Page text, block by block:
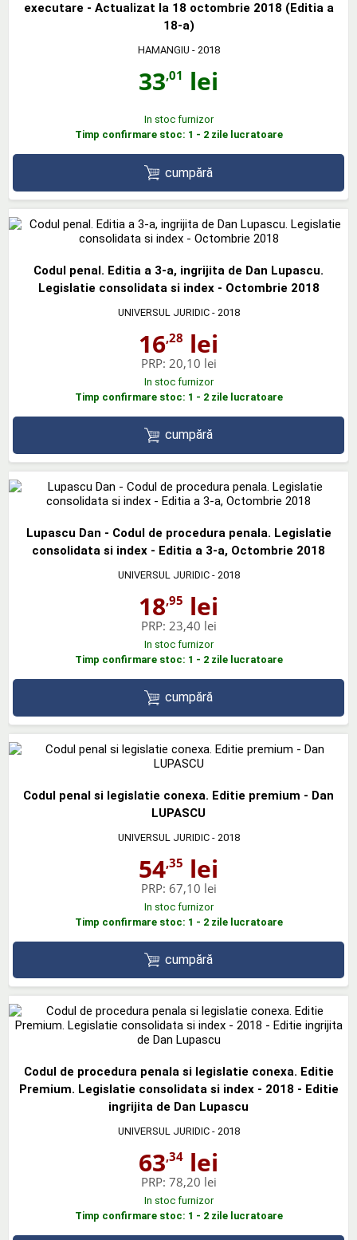
executare - Actualizat la 18 octombrie 2018 (Editia a
18-a)
HAMANGIU - 2018
33,01 lei
In stoc furnizor
Timp confirmare stoc: 1 - 2 zile lucratoare
cumpără
Codul penal. Editia a 3-a, ingrijita de Dan Lupascu.
Legislatie consolidata si index - Octombrie 2018
UNIVERSUL JURIDIC- 2018
16,28 lei
PRP: 20,10 lei
In stoc furnizor
Timp confirmare stoc: 1 - 2 zile lucratoare
cumpără
Lupascu Dan - Codul de procedura penala. Legislatie
consolidata si index - Editia a 3-a, Octombrie 2018
UNIVERSUL JURIDIC- 2018
18,95 lei
PRP: 23,40 lei
In stoc furnizor
Timp confirmare stoc: 1 - 2 zile lucratoare
cumpără
Codul penal si legislatie conexa. Editie premium - Dan
LUPASCU
UNIVERSUL JURIDIC- 2018
54,35 lei
PRP: 67,10 lei
In stoc furnizor
Timp confirmare stoc: 1 - 2 zile lucratoare
cumpără
Codul de procedura penala si legislatie conexa. Editie
Premium. Legislatie consolidata si index - 2018 - Editie
ingrijita de Dan Lupascu
UNIVERSUL JURIDIC- 2018
63,34 lei
PRP: 78,20 lei
In stoc furnizor
Timp confirmare stoc: 1 - 2 zile lucratoare